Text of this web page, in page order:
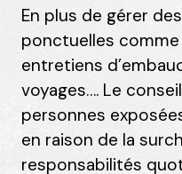
En plus de gérer
ponctuelles comme
entretiens
voyages…. Le
personnes
en raison de la
responsabilités